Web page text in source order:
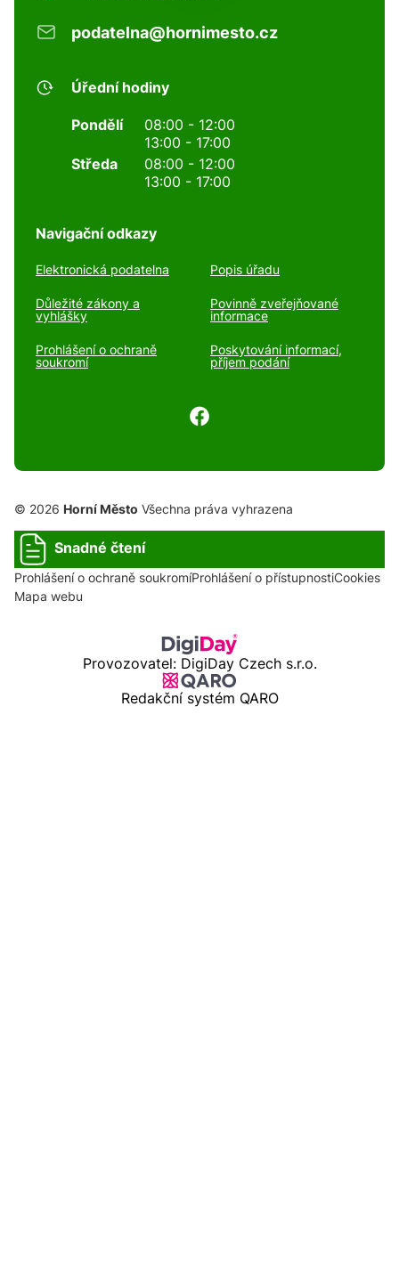
podatelna@hornimesto.cz
Úřední hodiny
Pondělí
08:00 - 12:00
13:00 - 17:00
Středa
08:00 - 12:00
13:00 - 17:00
Navigační odkazy
Elektronická podatelna Popis úřadu
Důležité zákony a
vyhlášky
Povinně zveřejňované
informace
Prohlášení o ochraně
soukromí
Poskytování informací,
příjem podání
© 2026 Horní Město Všechna práva vyhrazena
Snadné čtení
Prohlášení o ochraně soukromíProhlášení o přístupnostiCookies
Mapa webu
Provozovatel: DigiDay Czech s.r.o.
Redakční systém QARO